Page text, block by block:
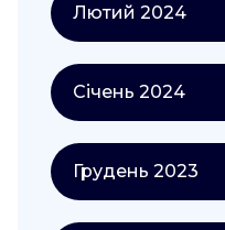
Лютий 2024
Січень 2024
Грудень 2023